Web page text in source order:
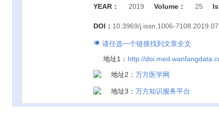
YEAR： 2019 Volume： 25
DOI： 10.3969/j.issn.1006-
请任选一个链接找到文章全文
地址1： http://
地址2：万方医学网
地址3：万方知识服务平台